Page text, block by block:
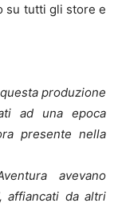
su tutti gli store e
produzione
ad una epoca
presente nella
avevano
affiancati da altri